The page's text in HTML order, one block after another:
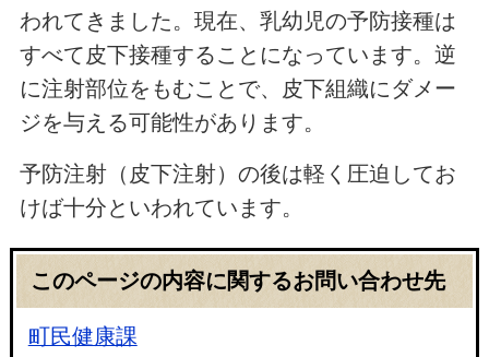
われてきました。現在、乳幼児の予防接種は
すべて皮下接種することになっています。逆
に注射部位をもむことで、皮下組織にダメー
ジを与える可能性があります。
予防注射（皮下注射）の後は軽く圧迫してお
けば十分といわれています。
このページの内容に関するお問い合わせ先
町民健康課